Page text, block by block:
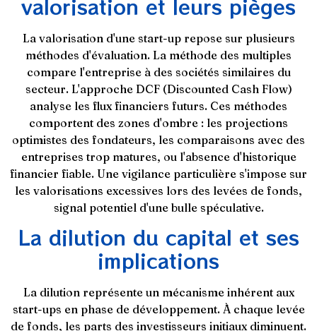
valorisation et leurs pièges
La valorisation d'une start-up repose sur plusieurs
méthodes d'évaluation. La méthode des multiples
compare l'entreprise à des sociétés similaires du
secteur. L'approche DCF (Discounted Cash Flow)
analyse les flux financiers futurs. Ces méthodes
comportent des zones d'ombre : les projections
optimistes des fondateurs, les comparaisons avec des
entreprises trop matures, ou l'absence d'historique
financier fiable. Une vigilance particulière s'impose sur
les valorisations excessives lors des levées de fonds,
signal potentiel d'une bulle spéculative.
La dilution du capital et ses
implications
La dilution représente un mécanisme inhérent aux
start-ups en phase de développement. À chaque levée
de fonds, les parts des investisseurs initiaux diminuent.